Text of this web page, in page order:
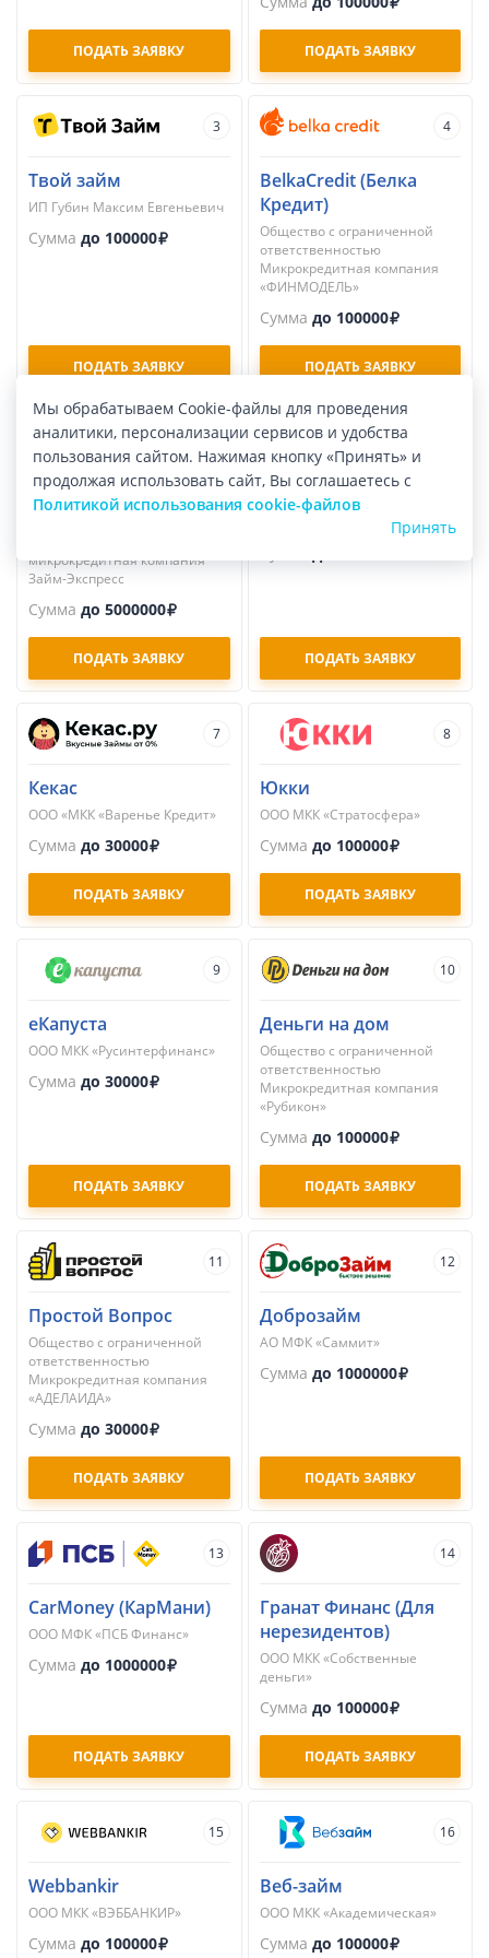
ПОДАТЬ ЗАЯВКУ ПОДАТЬ ЗАЯВКУ
3
Твой займ
ИП Губин Максим Евгеньевич
Сумма до 100000
ПОДАТЬ ЗАЯВКУ
4
BelkaCredit (Белка
Кредит)
Общество с ограниченной
ответственностью
Микрокредитная компания
«ФИНМОДЕЛЬ»
Сумма до 100000
ПОДАТЬ ЗАЯВКУ
5
Займ-Экспресс
микрокредитная компания
Займ-Экспресс
Сумма до 5000000
ПОДАТЬ ЗАЯВКУ
Займер
ПОДАТЬ ЗАЯВКУ
7
Кекас
ООО «МКК «Варенье Кредит»
Сумма до 30000
ПОДАТЬ ЗАЯВКУ
8
Юкки
ООО МКК «Стратосфера»
Сумма до 100000
ПОДАТЬ ЗАЯВКУ
9
еКапуста
ООО МКК «Русинтерфинанс»
Сумма до 30000
ПОДАТЬ ЗАЯВКУ
10
Деньги на дом
Общество с ограниченной
ответственностью
Микрокредитная компания
«Рубикон»
Сумма до 100000
ПОДАТЬ ЗАЯВКУ
11
Простой Вопрос
Общество с ограниченной
ответственностью
Микрокредитная компания
«АДЕЛАИДА»
Сумма до 30000
ПОДАТЬ ЗАЯВКУ
12
Доброзайм
АО МФК «Саммит»
Сумма до 1000000
ПОДАТЬ ЗАЯВКУ
13
CarMoney (КарМани)
ООО МФК «ПСБ Финанс»
Сумма до 1000000
ПОДАТЬ ЗАЯВКУ
14
Гранат Финанс (Для
нерезидентов)
ООО МКК «Собственные
деньги»
Сумма до 100000
ПОДАТЬ ЗАЯВКУ
15
Webbankir
ООО МКК «ВЭББАНКИР»
Сумма до 100000
16
Веб-займ
ООО МКК «Академическая»
Сумма до 100000
Мы обрабатываем Cookie-файлы для проведения
аналитики, персонализации сервисов и удобства
пользования сайтом. Нажимая кнопку «Принять» и
продолжая использовать сайт, Вы соглашаетесь с
Политикой использования cookie-файлов
Принять